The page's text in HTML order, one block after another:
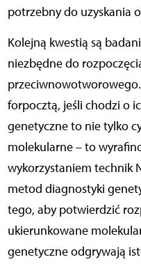
potrzebny do uzyskania
Kolejną kwestią są
niezbędne do
forpocztą, jeśli chodzi o
genetyczne to nie tylko
molekularne – to
wykorzystaniem technik
metod diagnostyki
tego, aby potwierdzić
ukierunkowane
genetyczne odgrywają